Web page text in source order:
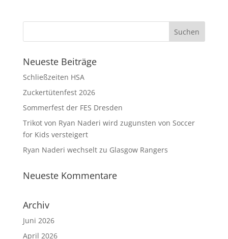
Neueste Beiträge
Schließzeiten HSA
Zuckertütenfest 2026
Sommerfest der FES Dresden
Trikot von Ryan Naderi wird zugunsten von Soccer
for Kids versteigert
Ryan Naderi wechselt zu Glasgow Rangers
Neueste Kommentare
Archiv
Juni 2026
April 2026